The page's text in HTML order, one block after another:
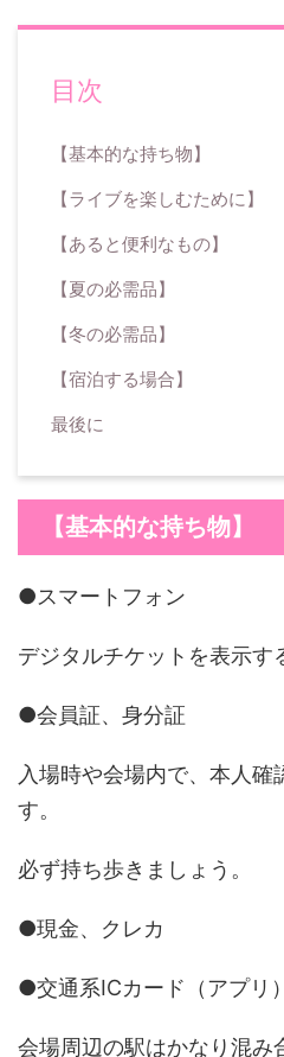
目次
【基本的な持ち物】
【ライブを楽しむために】
【あると便利なもの】
【夏の必需品】
【冬の必需品】
【宿泊する場合】
最後に
【基本的な持ち物】
●スマートフォン
デジタルチケットを表示す
●会員証、身分証
入場時や会場内で、本人確
す。
必ず持ち歩きましょう。
●現金、クレカ
●交通系ICカード（アプリ）
会場周辺の駅はかなり混み